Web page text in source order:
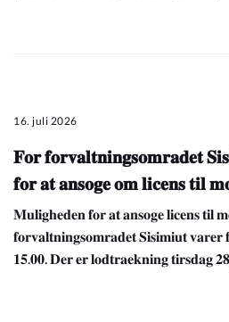
16. juli 2026
𝐅𝐨𝐫 𝐟𝐨𝐫𝐯𝐚𝐥𝐭𝐧𝐢𝐧𝐠𝐬𝐨𝐦𝐫𝐚𝐝𝐞𝐭
𝐟𝐨𝐫 𝐚𝐭 𝐚𝐧𝐬𝐨𝐠𝐞 𝐨𝐦 𝐥𝐢𝐜𝐞𝐧𝐬 𝐭𝐢𝐥
𝐌𝐮𝐥𝐢𝐠𝐡𝐞𝐝𝐞𝐧 𝐟𝐨𝐫 𝐚𝐭 𝐚𝐧𝐬𝐨𝐠𝐞 𝐥𝐢𝐜𝐞𝐧𝐬 𝐭𝐢𝐥
𝐟𝐨𝐫𝐯𝐚𝐥𝐭𝐧𝐢𝐧𝐠𝐬𝐨𝐦𝐫𝐚𝐝𝐞𝐭 𝐒𝐢𝐬𝐢𝐦𝐢𝐮𝐭 𝐯𝐚𝐫𝐞𝐫
𝟏𝟓.𝟎𝟎. 𝐃𝐞𝐫 𝐞𝐫 𝐥𝐨𝐝𝐭𝐫𝐚𝐞𝐤𝐧𝐢𝐧𝐠 𝐭𝐢𝐫𝐬𝐝𝐚𝐠